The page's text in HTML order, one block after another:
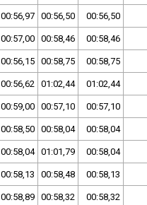
00:56,97 00:56,50 00:56,50
00:57,00 00:58,46 00:58,46
00:56,15 00:58,75 00:58,75
00:56,62 01:02,44 01:02,44
00:59,00 00:57,10 00:57,10
00:58,50 00:58,04 00:58,04
00:58,04 01:01,79 00:58,04
00:58,13 00:58,48 00:58,13
00:58,89 00:58,32 00:58,32